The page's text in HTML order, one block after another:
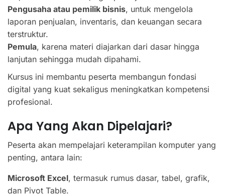
Pengusaha atau pemilik bisnis, untuk mengelola
laporan penjualan, inventaris, dan keuangan secara
terstruktur.
Pemula, karena materi diajarkan dari dasar hingga
lanjutan sehingga mudah dipahami.
Kursus ini membantu peserta membangun fondasi
digital yang kuat sekaligus meningkatkan kompetensi
profesional.
Apa Yang Akan Dipelajari?
Peserta akan mempelajari keterampilan komputer yang
penting, antara lain:
Microsoft Excel, termasuk rumus dasar, tabel, grafik,
dan Pivot Table.